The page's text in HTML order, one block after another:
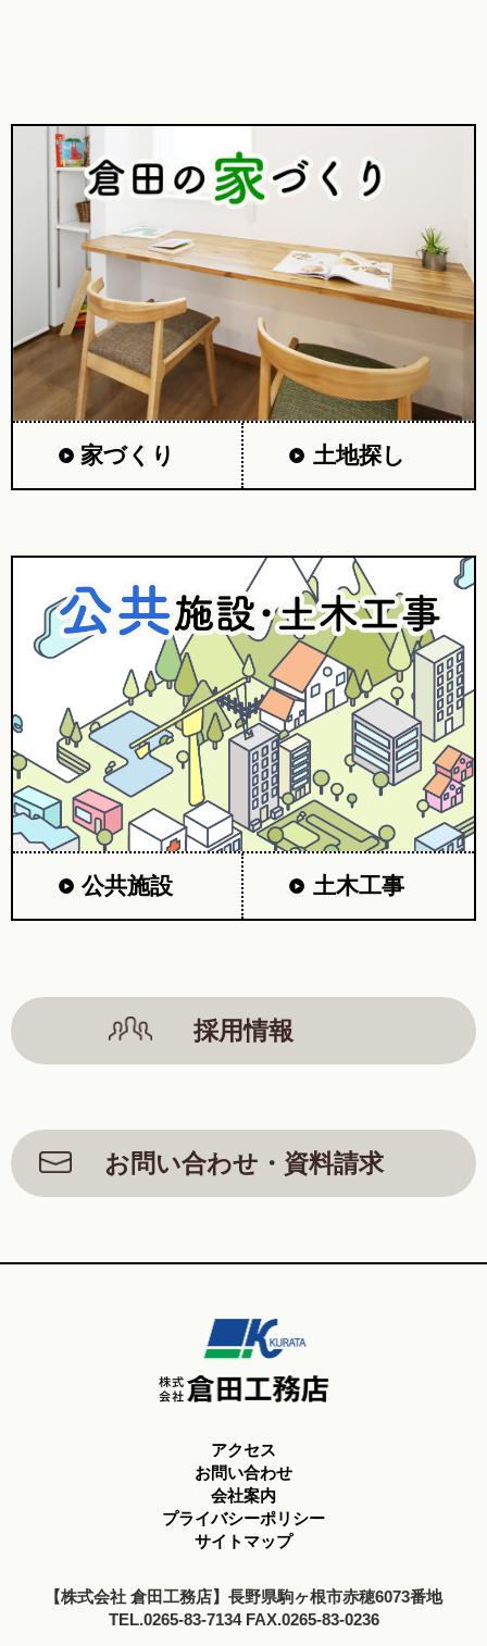
家づくり 土地探し
公共施設 土木工事
採用情報
お問い合わせ・資料請求
アクセス
お問い合わせ
会社案内
プライバシーポリシー
サイトマップ
【株式会社 倉田工務店】長野県駒ヶ根市赤穂6073番地
TEL.0265-83-7134 FAX.0265-83-0236